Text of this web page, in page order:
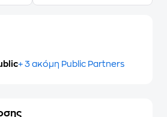
+ 3 ακόμη Public Partners